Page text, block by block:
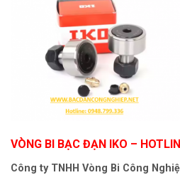
VÒNG BI BẠC ĐẠN IKO –
Công ty TNHH Vòng Bi Công